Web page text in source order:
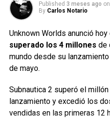
Published 3 meses ago on
By Carlos Notario
Unknown Worlds anunció hoy
superado los 4 millones de
mundo desde su
de mayo.
Subnautica 2 superó el
lanzamiento y excedió los
vendidas en las primeras 12